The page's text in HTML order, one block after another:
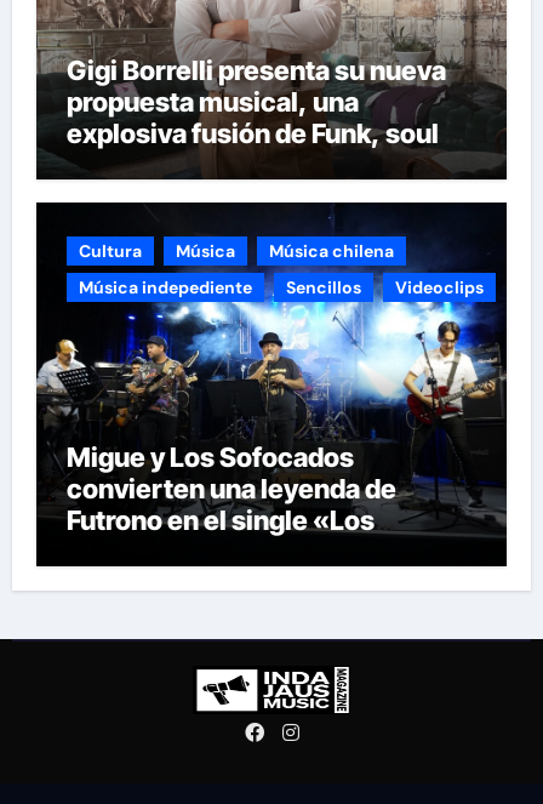
Gigi Borrelli presenta su nueva
propuesta musical, una
explosiva fusión de Funk, soul y
ritmos latinos que marca una
nueva etapa en su carrera
Cultura Música
Música chilena
Música indepediente
Sencillos Videoclips
Migue y Los Sofocados
convierten una leyenda de
Futrono en el single «Los